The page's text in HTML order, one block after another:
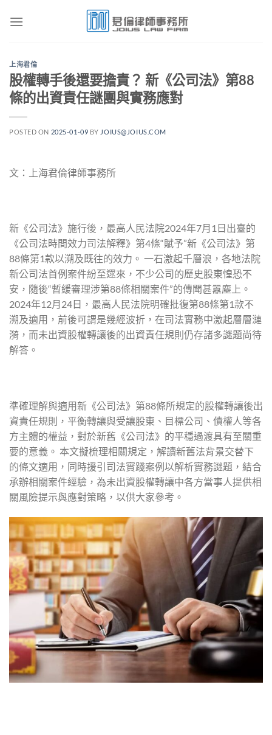
上海君倫
股權轉手後還要擔責？ 新《公司法》第88
條的出資責任謎團與實務應對
POSTED ON 2025-01-09 BY JOIUS@JOIUS.COM
文：上海君倫律師事務所
新《公司法》施行後，最高人民法院2024年7月1日出臺的
《公司法時間效力司法解釋》第4條“賦予”新《公司法》第
88條第1款以溯及既往的效力。 一石激起千層浪，各地法院
新公司法首例案件紛至遝來，不少公司的歷史股東惶恐不
安，隨後“暫緩審理涉第88條相關案件”的傳聞甚囂塵上。
2024年12月24日，最高人民法院明確批復第88條第1款不
溯及適用，前後可謂是幾經波折，在司法實務中激起層層漣
漪，而未出資股權轉讓後的出資責任規則仍存諸多謎題尚待
解答。
準確理解與適用新《公司法》第88條所規定的股權轉讓後出
資責任規則，平衡轉讓與受讓股東、目標公司、債權人等各
方主體的權益，對於新舊《公司法》的平穩過渡具有至關重
要的意義。 本文擬梳理相關規定，解讀新舊法背景交替下
的條文適用，同時援引司法實踐案例以解析實務謎題，結合
承辦相關案件經驗，為未出資股權轉讓中各方當事人提供相
關風險提示與應對策略，以供大家參考。